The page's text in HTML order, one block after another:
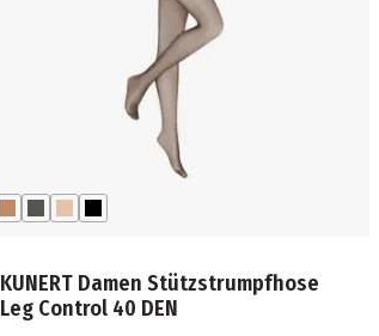
KUNERT Damen Stützstrumpfhose
Leg Control 40 DEN